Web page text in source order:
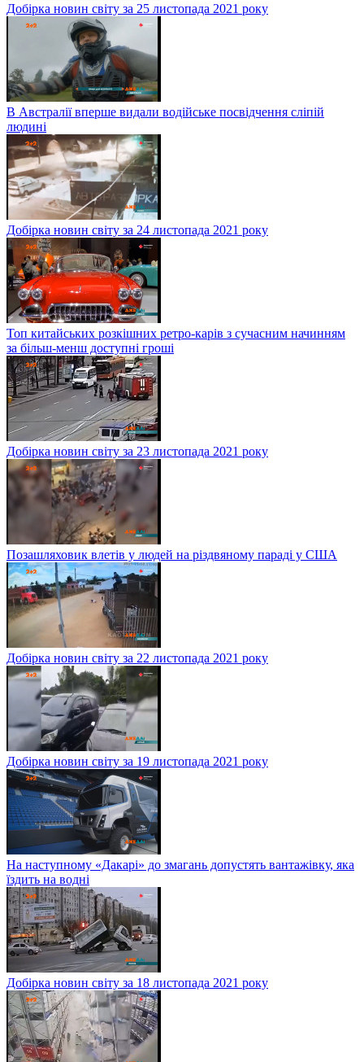
Добірка новин світу за 25 листопада 2021 року
В Австралії вперше видали водійське посвідчення сліпій
людині
Добірка новин світу за 24 листопада 2021 року
Топ китайських розкішних ретро-карів з сучасним начинням
за більш-менш доступні гроші
Добірка новин світу за 23 листопада 2021 року
Позашляховик влетів у людей на різдвяному параді у США
Добірка новин світу за 22 листопада 2021 року
Добірка новин світу за 19 листопада 2021 року
На наступному «Дакарі» до змагань допустять вантажівку, яка
їздить на водні
Добірка новин світу за 18 листопада 2021 року